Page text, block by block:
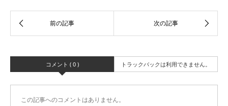
コメント ( 0 ) トラックバックは利用できません。
この記事へのコメントはありません。